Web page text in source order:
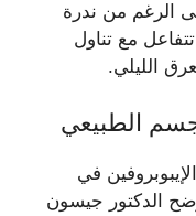
الرغم من ندرة
مع تناول
الليلي.
الطبيعي
في
الدكتور جيسون